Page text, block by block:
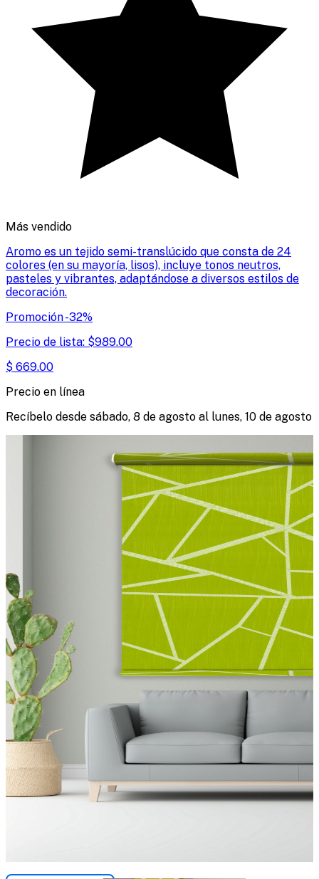
Más vendido
Aromo es un tejido semi-translúcido que consta de 24
colores (en su mayoría, lisos), incluye tonos neutros,
pasteles y vibrantes, adaptándose a diversos estilos de
decoración.
Promoción-32%
Precio de lista: $989.00
$ 669.00
Precio en línea
Recíbelo desde sábado, 8 de agosto al lunes, 10 de agosto